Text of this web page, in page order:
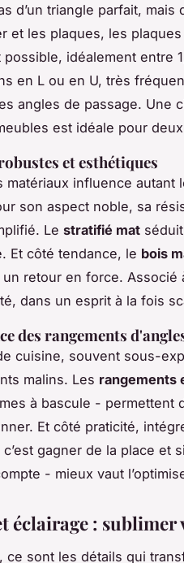
d’un triangle parfait,
et les plaques, les
idéalement entre
en L ou en U, très
angles de passage. Une
est idéale pour
et esthétiques
matériaux influence autant
son aspect noble, sa
Le stratifié mat
Et côté tendance, le bois
retour en force.
dans un esprit à la fois
des rangements
cuisine, souvent sous-
malins. Les rangements
à bascule - permettent
Et côté praticité,
gagner de la place et
- mieux vaut
éclairage : sublimer
ce sont les détails qui